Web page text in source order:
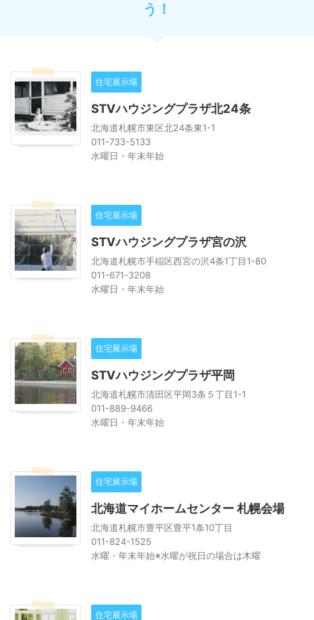
う！
住宅展示場
STVハウジングプラザ北24条
北海道札幌市東区北24条東1-1
011-733-5133
水曜日・年末年始
住宅展示場
STVハウジングプラザ宮の沢
北海道札幌市手稲区西宮の沢4条1丁目1-80
011-671-3208
水曜日・年末年始
住宅展示場
STVハウジングプラザ平岡
北海道札幌市清田区平岡3条５丁目1-1
011-889-9466
水曜日・年末年始
住宅展示場
北海道マイホームセンター 札幌会場
北海道札幌市豊平区豊平1条10丁目
011-824-1525
水曜・年末年始※水曜が祝日の場合は木曜
住宅展示場